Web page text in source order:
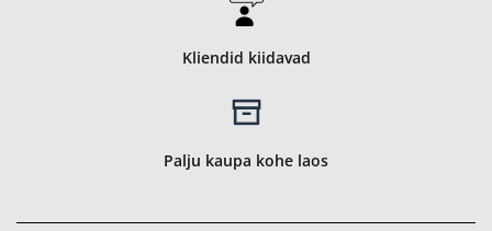
Kliendid kiidavad
Palju kaupa kohe laos